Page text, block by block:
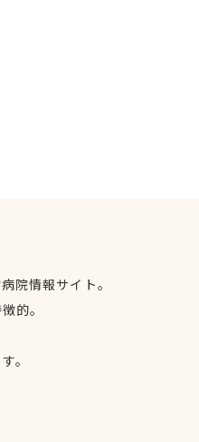
院情報サイト。
的。
。